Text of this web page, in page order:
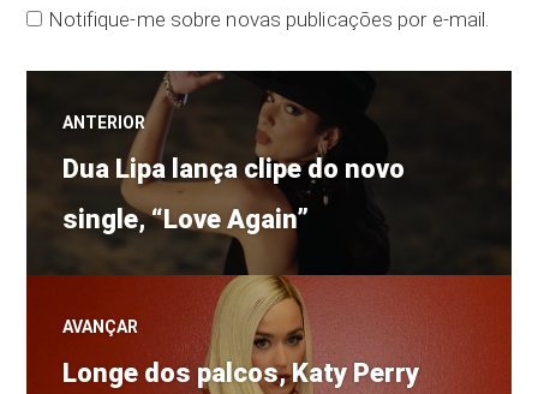
Notifique-me sobre novas publicações por e-mail.
Navegação
de
Post
ANTERIOR
Post
anterior:
Dua Lipa lança clipe do novo
single, “Love Again”
AVANÇAR
Próximo
Longe dos palcos, Katy Perry